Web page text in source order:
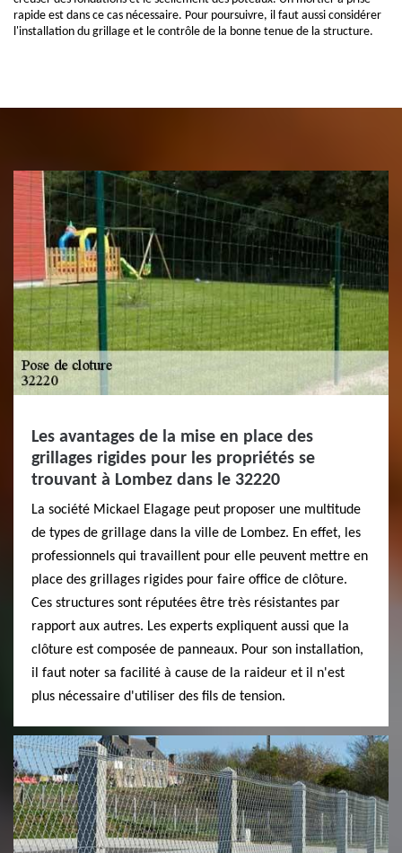
rapide est dans ce cas nécessaire. Pour poursuivre, il faut aussi considérer
l'installation du grillage et le contrôle de la bonne tenue de la structure.
Les avantages de la mise en place des
grillages rigides pour les propriétés se
trouvant à Lombez dans le 32220
La société Mickael Elagage peut proposer une multitude
de types de grillage dans la ville de Lombez. En effet, les
professionnels qui travaillent pour elle peuvent mettre en
place des grillages rigides pour faire office de clôture.
Ces structures sont réputées être très résistantes par
rapport aux autres. Les experts expliquent aussi que la
clôture est composée de panneaux. Pour son installation,
il faut noter sa facilité à cause de la raideur et il n'est
plus nécessaire d'utiliser des fils de tension.